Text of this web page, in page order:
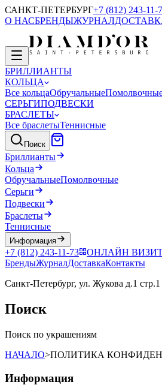
САНКТ-ПЕТЕРБУРГ+7 (812) 243-11-
О НАСБРЕНДЫЖУРНАЛ
БРИЛЛИАНТЫ
КОЛЬЦА
Все кольцаОбручальные
СЕРЬГИПОДВЕСКИ
БРАСЛЕТЫ
Все браслетыТеннисные
Поиск
Бриллианты
Кольца
ОбручальныеПомолвочные
Серьги
Подвески
Браслеты
Теннисные
Информация
+7 (812) 243-11-73
ОНЛАЙН
БрендыЖурналДоставкаКонтакты
Санкт-Петербург, ул. Жукова д.1 стр.1
Поиск
Поиск по украшениям
НАЧАЛО>ПОЛИТИКА
Информация